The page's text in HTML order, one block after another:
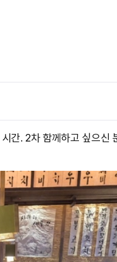
간. 2차 함께하고 싶으신